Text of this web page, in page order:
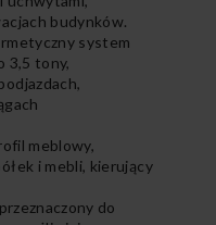
budynków.
system
3,5 tony,
meblowy,
i mebli, kierujący
do